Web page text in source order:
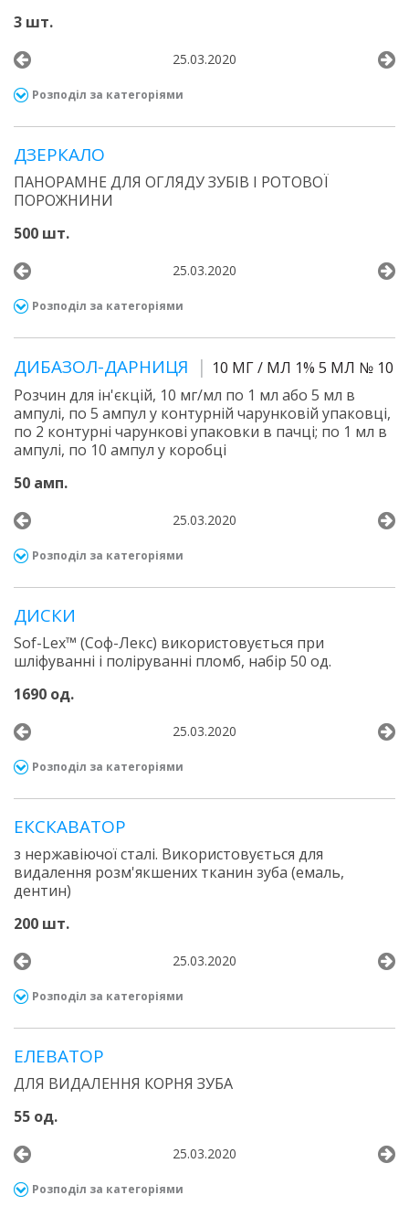
3 шт.
25.03.2020
Розподіл за категоріями
ДЗЕРКАЛО
ПАНОРАМНЕ ДЛЯ ОГЛЯДУ ЗУБІВ І РОТОВОЇ
ПОРОЖНИНИ
500 шт.
25.03.2020
Розподіл за категоріями
ДИБАЗОЛ-ДАРНИЦЯ
10 МГ / МЛ 1% 5 МЛ № 10
Розчин для ін'єкцій, 10 мг/мл по 1 мл або 5 мл в
ампулі, по 5 ампул у контурній чарунковій упаковці,
по 2 контурні чарункові упаковки в пачці; по 1 мл в
ампулі, по 10 ампул у коробці
50 амп.
25.03.2020
Розподіл за категоріями
ДИСКИ
Sof-Lex™ (Соф-Лекс) використовується при
шліфуванні і поліруванні пломб, набір 50 од.
1690 од.
25.03.2020
Розподіл за категоріями
ЕКСКАВАТОР
з нержавіючої сталі. Використовується для
видалення розм'якшених тканин зуба (емаль,
дентин)
200 шт.
25.03.2020
Розподіл за категоріями
ЕЛЕВАТОР
ДЛЯ ВИДАЛЕННЯ КОРНЯ ЗУБА
55 од.
25.03.2020
Розподіл за категоріями